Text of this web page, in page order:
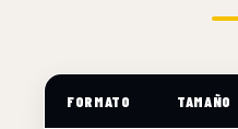
FORMATO TAMAÑO